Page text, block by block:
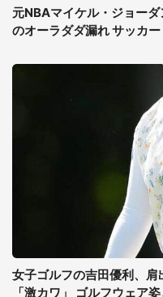
元NBAマイケル・ジョー
のオーラダダ漏れ サッカ
女子ゴルフの吉田優利、
「激カワ」 ゴルフウェア